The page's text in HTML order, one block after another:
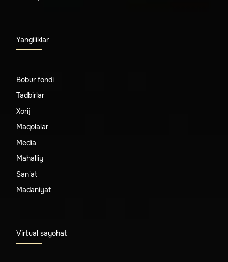
Yangiliklar
Bobur fondi
Tadbirlar
Xorij
Maqolalar
Media
Mahalliy
San'at
Madaniyat
Virtual sayohat